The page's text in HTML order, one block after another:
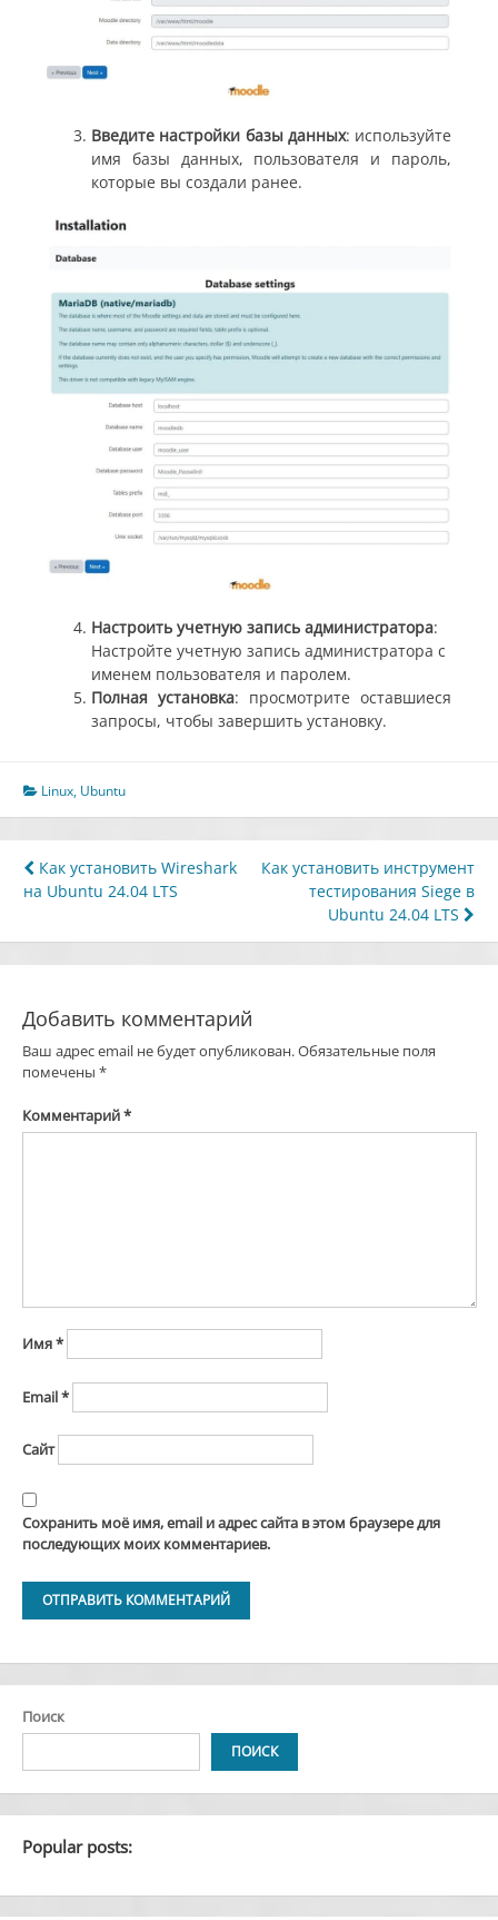
Введите настройки базы данных: используйте
имя базы данных, пользователя и пароль,
которые вы создали ранее.
Настроить учетную запись администратора:
Настройте учетную запись администратора с
именем пользователя и паролем.
Полная установка: просмотрите оставшиеся
запросы, чтобы завершить установку.
Linux, Ubuntu
Навигация
по
записям
Как установить Wireshark
на Ubuntu 24.04 LTS
Как установить инструмент
тестирования Siege в
Ubuntu 24.04 LTS
Добавить комментарий
Ваш адрес email не будет опубликован.Обязательные поля
помечены *
Комментарий*
Имя*
Email*
Сайт
Сохранить моё имя, email и адрес сайта в этом браузере для
последующих моих комментариев.
Поиск
ПОИСК
Popular posts: